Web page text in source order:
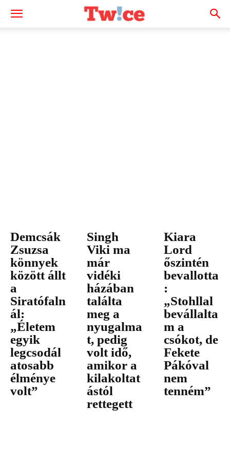
Demcsák
Zsuzsa
könnyek
között állt
a
Siratófaln
ál:
„Életem
egyik
legcsodál
atosabb
élménye
volt”
Singh
Viki ma
már
vidéki
házában
találta
meg a
nyugalma
t, pedig
volt idő,
amikor a
kilakoltat
ástól
rettegett
Kiara
Lord
őszintén
bevallotta
:
„Stohllal
bevállalta
m a
csókot, de
Fekete
Pákóval
nem
tenném”